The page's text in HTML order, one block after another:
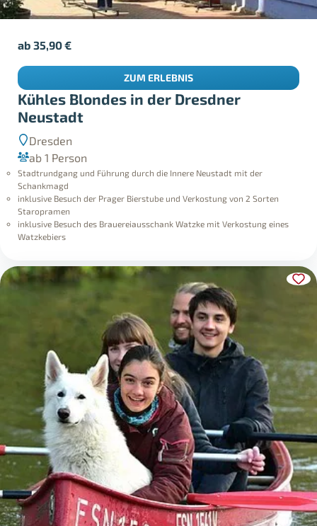
Kühles Blondes in der Dresdner
Neustadt
Dresden
ab 1 Person
Stadtrundgang und Führung durch die Innere Neustadt mit der
Schankmagd
inklusive Besuch der Prager Bierstube und Verkostung von 2 Sorten
Staropramen
inklusive Besuch des Brauereiausschank Watzke mit Verkostung eines
Watzkebiers
ab35,90€
ZUM ERLEBNIS